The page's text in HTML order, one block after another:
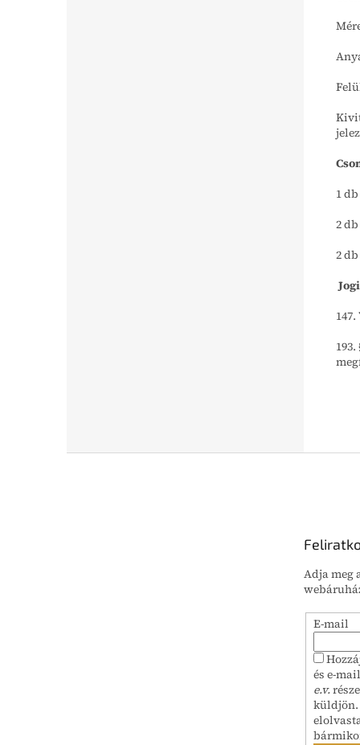
1
2
2
Adja meg
E-mail
és e-
e.v.
küldjön.